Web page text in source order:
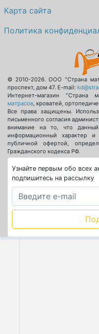
Карта сайта
Политика
© 2010-2026.ООО "Страна
проспект, дом 47. E-mail:
Интернет-магазин "Страна
матрасов, кроватей,
Все права защищены.
письменного согласия
внимание на то, что данный
информационный характер
публичной офертой,
Гражданского кодекса РФ.
Узнайте первым обо всех
подпишитесь на рассылку